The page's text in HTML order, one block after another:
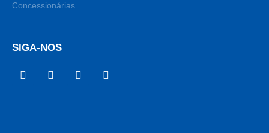
Concessionárias
SIGA-NOS